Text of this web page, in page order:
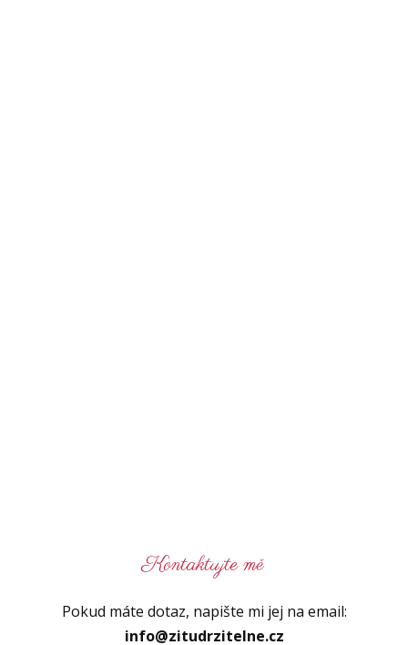
Kontaktujte mě
Pokud máte dotaz, napište mi jej na email:
info@zitudrzitelne.cz